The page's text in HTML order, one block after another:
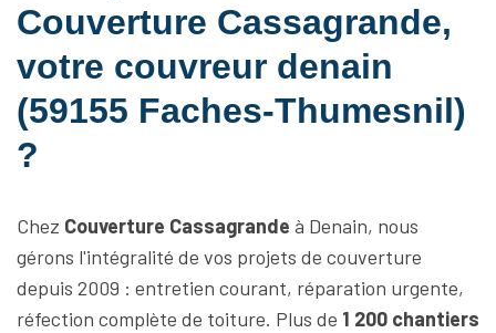
Couverture Cassagrande,
votre couvreur denain
(59155 Faches-Thumesnil)
?
Chez Couverture Cassagrande à Denain, nous
gérons l'intégralité de vos projets de couverture
depuis 2009 : entretien courant, réparation urgente,
réfection complète de toiture. Plus de 1 200 chantiers